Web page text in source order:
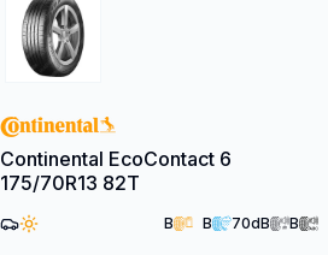
Continental EcoContact 6
175/70R13 82T
B B 70dB B